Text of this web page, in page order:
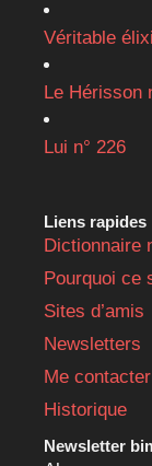
Véritable
Le Hérisson
Lui n° 226
Liens rapides
Dictionnaire
Pourquoi ce
Sites d’amis
Newsletters
Me contacter
Historique
Newsletter